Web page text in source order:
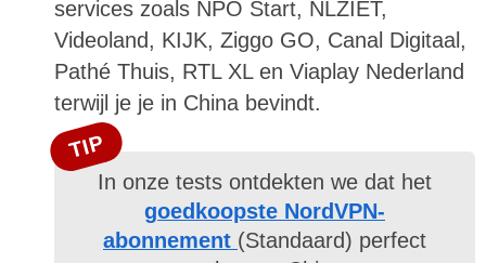
services zoals NPO Start, NLZIET,
Videoland, KIJK, Ziggo GO, Canal Digitaal,
Pathé Thuis, RTL XL en Viaplay Nederland
terwijl je je in China bevindt.
TIP
In onze tests ontdekten we dat het
goedkoopste NordVPN-
abonnement (Standaard) perfect